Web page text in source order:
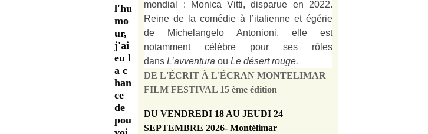
l'hu
mo
ur,
j'ai
eu l
a c
han
ce
de
pou
mondial : Monica Vitti, disparue en 2022.
Reine de la comédie à l’italienne et égérie
de Michelangelo Antonioni, elle est
notamment célèbre pour ses rôles
dans L’avventura ou Le désert rouge.
DE L'ÉCRIT À L'ÉCRAN MONTELIMAR
FILM FESTIVAL 15 ème édition
DU VENDREDI 18 AU JEUDI 24
SEPTEMBRE 2026- Montélimar